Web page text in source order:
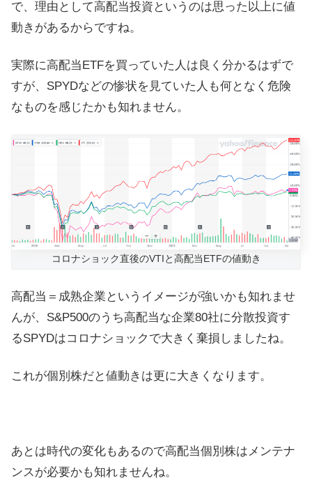
で、理由として高配当投資というのは思った以上に値
動きがあるからですね。
実際に高配当ETFを買っていた人は良く分かるはずで
すが、SPYDなどの惨状を見ていた人も何となく危険
なものを感じたかも知れません。
コロナショック直後のVTIと高配当ETFの値動き
高配当＝成熟企業というイメージが強いかも知れませ
んが、S&P500のうち高配当な企業80社に分散投資す
るSPYDはコロナショックで大きく棄損しましたね。
これが個別株だと値動きは更に大きくなります。
あとは時代の変化もあるので高配当個別株はメンテナ
ンスが必要かも知れませんね。